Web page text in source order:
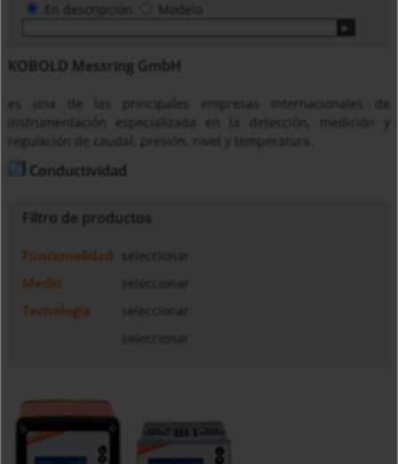
Modelo
KOBOLD Messring GmbH
instrumentación especializada en la detección, medición y
regulación de caudal, presión, nivel y temperatura.
Conductividad
Filtro de productos
Funcionalidad
Medio
Tecnología